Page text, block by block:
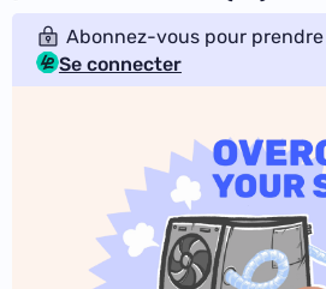
Abonnez-vous pour
Se connecter